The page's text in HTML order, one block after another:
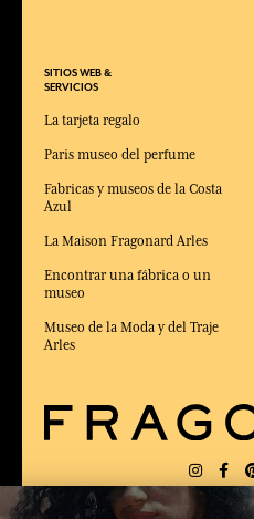
SITIOS WEB &
SERVICIOS
La tarjeta regalo
Paris museo del perfume
Fabricas y museos de la Costa
Azul
La Maison Fragonard Arles
Encontrar una fábrica o un
museo
Museo de la Moda y del Traje
Arles